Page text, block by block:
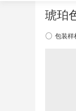
琥珀
包装样